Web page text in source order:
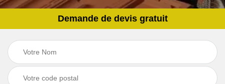
Demande de devis gratuit